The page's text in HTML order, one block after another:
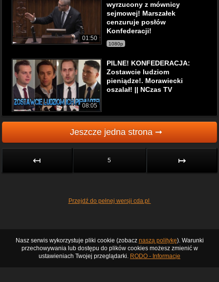
01:50
wyrzucony z mównicy
sejmowej! Marszałek
cenzuruje posłów
Konfederacji!
1080p
08:05
PILNE! KONFEDERACJA:
Zostawcie ludziom
pieniądze!. Morawiecki
oszalał! || NCzas TV
Jeszcze jedna strona ➞
↤ 5 ↦
Przejdź do pełnej wersji cda.pl
Nasz serwis wykorzystuje pliki cookie (zobacz naszą politykę). Warunki
przechowywania lub dostępu do plików cookies możesz zmienić w
ustawieniach Twojej przeglądarki. RODO - Informacje